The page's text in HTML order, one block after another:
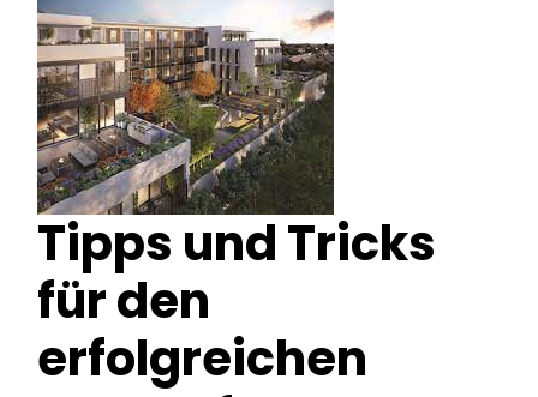
Tipps und Tricks
für den
erfolgreichen